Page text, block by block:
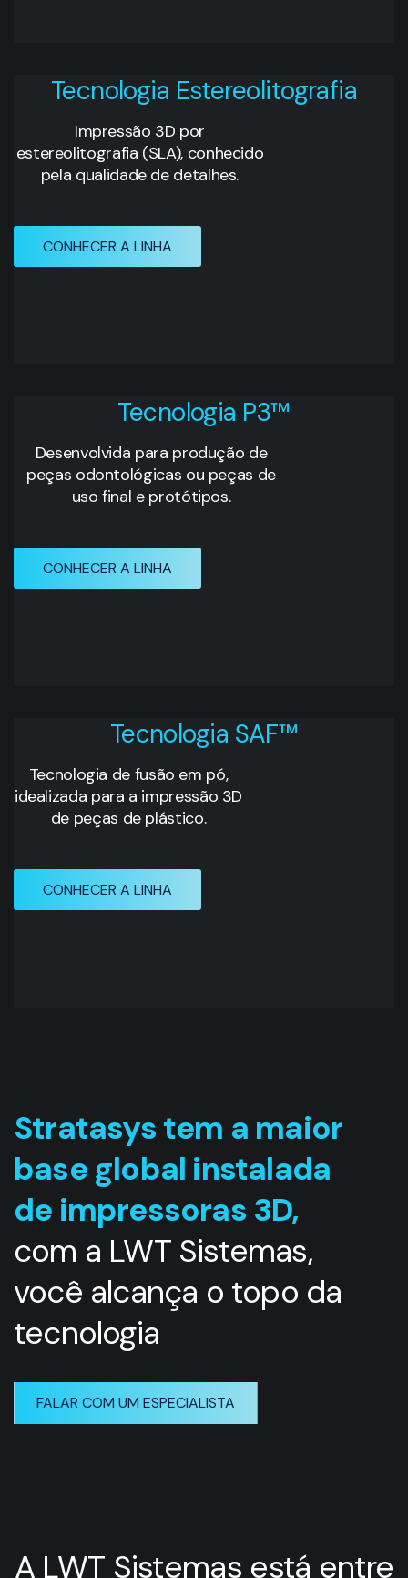
Tecnologia Estereolitografia
Impressão 3D por
estereolitografia (SLA), conhecido
pela qualidade de detalhes.
CONHECER A LINHA
Tecnologia P3™
Desenvolvida para produção de
peças odontológicas ou peças de
uso final e protótipos.
CONHECER A LINHA
Tecnologia SAF™
Tecnologia de fusão em pó,
idealizada para a impressão 3D
de peças de plástico.
CONHECER A LINHA
Stratasys tem a maior
base global instalada
de impressoras 3D,
com a LWT Sistemas,
você alcança o topo da
tecnologia
FALAR COM UM ESPECIALISTA
A LWT Sistemas está entre